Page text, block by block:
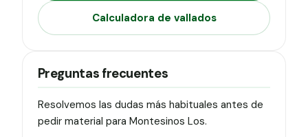
Calculadora de vallados
Preguntas frecuentes
Resolvemos las dudas más habituales antes de
pedir material para Montesinos Los.